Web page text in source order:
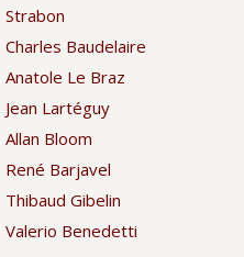
Strabon
Charles Baudelaire
Anatole Le Braz
Jean Lartéguy
Allan Bloom
René Barjavel
Thibaud Gibelin
Valerio Benedetti